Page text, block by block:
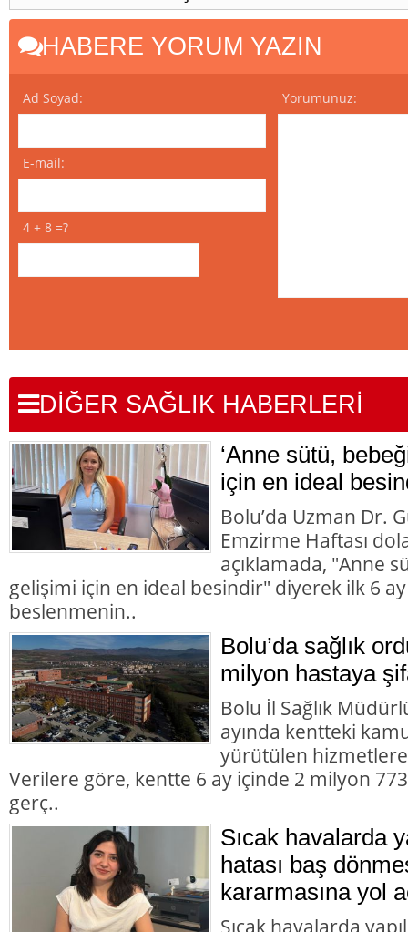
HABERE YORUM YAZIN
Ad Soyad:
E-mail:
4 + 8 =?
Yorumunuz:
DİĞER SAĞLIK HABERLERİ
‘Anne sütü,
için en ideal
Bolu’da Uzman Dr.
Emzirme Haftası
açıklamada, "Anne
gelişimi için en ideal besindir" diyerek ilk 6
beslenmenin..
Bolu’da sağlık
milyon hastaya
Bolu İl Sağlık
ayında kentteki
yürütülen
Verilere göre, kentte 6 ay içinde 2 milyon
gerç..
Sıcak havalarda
hatası baş
kararmasına yol
Sıcak havalarda